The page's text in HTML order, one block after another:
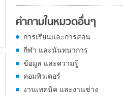
คำถามในหมวดอื่นๆ
การเรียนและการสอน
กีฬา และนันทนาการ
ข้อมูล และความรู้
คอมพิวเตอร์
งานเทคนิค และงานช่าง